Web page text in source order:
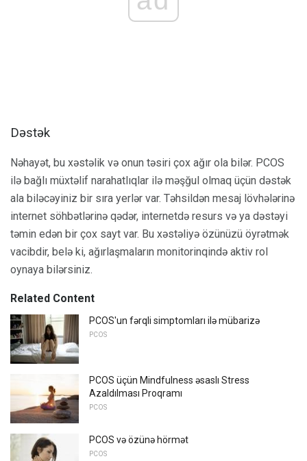
Dəstək
Nəhayət, bu xəstəlik və onun təsiri çox ağır ola bilər. PCOS
ilə bağlı müxtəlif narahatlıqlar ilə məşğul olmaq üçün dəstək
ala biləcəyiniz bir sıra yerlər var. Təhsildən mesaj lövhələrinə
internet söhbətlərinə qədər, internetdə resurs və ya dəstəyi
təmin edən bir çox sayt var. Bu xəstəliyə özünüzü öyrətmək
vacibdir, belə ki, ağırlaşmaların monitorinqində aktiv rol
oynaya bilərsiniz.
Related Content
PCOS'un fərqli simptomları ilə mübarizə
PCOS
PCOS üçün Mindfulness əsaslı Stress
Azaldılması Proqramı
PCOS
PCOS və özünə hörmət
PCOS